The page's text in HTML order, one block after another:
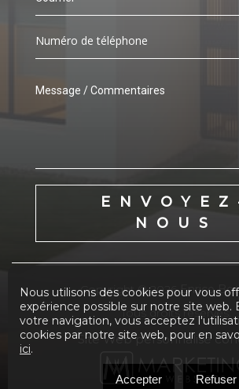
NOUS
Copyright © 2026Enrico
Tous droits réservés.
Site Web personnalisé
Nous utilisons des cookies pour vous
expérience possible sur notre site web.
votre navigation, vous acceptez
cookies par notre site web, pour en
ici.
Accepter Refuser